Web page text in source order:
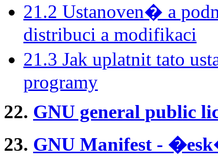
21.2 Ustanoven� a
distribuci a modifikaci
21.3 Jak uplatnit tato
programy
22. GNU general public
23. GNU Manifest -